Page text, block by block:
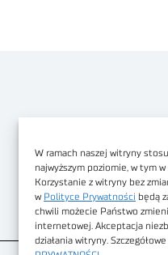
W ramach naszej witryny
najwyższym poziomie, w tym
Korzystanie z witryny bez
w Polityce Prywatności będą
chwili możecie Państwo
internetowej. Akceptacja
działania witryny.
Regulamin
Regulamin